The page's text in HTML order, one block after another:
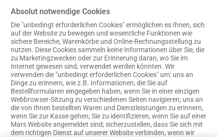
Absolut notwendige Cookies
Die "unbedingt erforderlichen Cookies" ermöglichen es Ihnen, sich
auf der Website zu bewegen und wesentliche Funktionen wie
sichere Bereiche, Warenkörbe und Online-Rechnungsstellung zu
nutzen. Diese Cookies sammeln keine Informationen über Sie, die
zu Marketingzwecken oder zur Erinnerung daran, wo Sie im
Internet gewesen sind, verwendet werden könnten. Wir
verwenden die "unbedingt erforderlichen Cookies" um: uns an
Dinge zu erinnern, wie z.B. Informationen, die Sie auf
Bestellformularen eingegeben haben, wenn Sie in einer einzigen
Webbrowser-Sitzung zu verschiedenen Seiten navigieren; uns an
die von Ihnen bestellten Waren und Dienstleistungen zu erinnern,
wenn Sie zur Kasse gehen; Sie zu identifizieren, wenn Sie auf einer
Mars Website angemeldet sind; sicherzustellen, dass Sie sich mit
dem richtigen Dienst auf unserer Website verbinden, wenn wir